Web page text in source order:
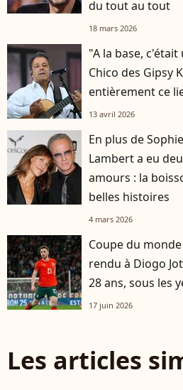
du tout au tout
18 mars 2026
"A la base,
Chico des Gipsy
entièrement ce
13 avril 2026
En plus de
Lambert a eu
amours : la
belles histoires
4 mars 2026
Coupe du
rendu à Diogo
28 ans, sous les
17 juin 2026
Les articles